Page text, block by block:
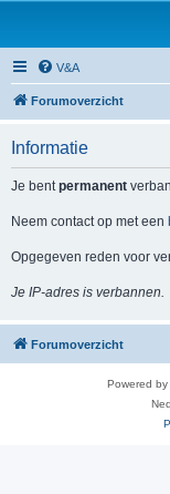
V&A
Forumoverzicht
Informatie
Je bentpermanent
Neem contact op met een
Opgegeven reden voor
Je IP-adres is verbannen.
Forumoverzicht
Powered by